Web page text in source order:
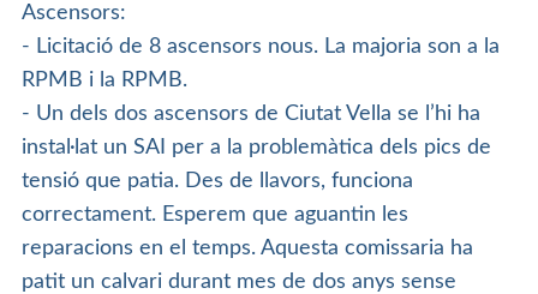
Ascensors:
- Licitació de 8 ascensors nous. La majoria son a la
RPMB i la RPMB.
- Un dels dos ascensors de Ciutat Vella se l’hi ha
instal·lat un SAI per a la problemàtica dels pics de
tensió que patia. Des de llavors, funciona
correctament. Esperem que aguantin les
reparacions en el temps. Aquesta comissaria ha
patit un calvari durant mes de dos anys sense